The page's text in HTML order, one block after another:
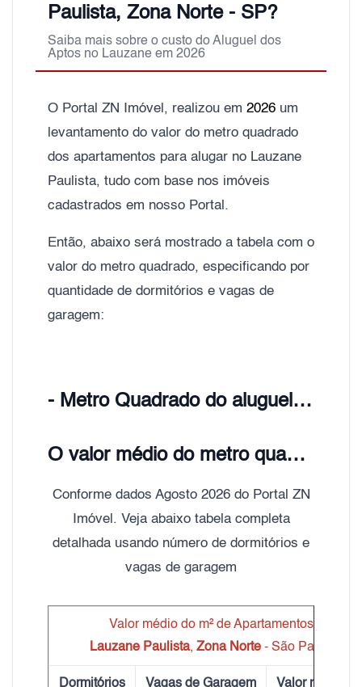
Paulista, Zona Norte - SP?
Saiba mais sobre o custo do Aluguel dos
Aptos no Lauzane em 2026
O Portal ZN Imóvel, realizou em 2026 um
levantamento do valor do metro quadrado
dos apartamentos para alugar no Lauzane
Paulista, tudo com base nos imóveis
cadastrados em nosso Portal.
Então, abaixo será mostrado a tabela com o
valor do metro quadrado, especificando por
quantidade de dormitórios e vagas de
garagem:
- Metro Quadrado do aluguel Lauzane Paulista, Zona Norte de São Paulo;
O valor médio do metro quadrado do aluguel de Apartamentos Lauzane Paulista é de R$ 25,00
Conforme dados Agosto 2026 do Portal ZN
Imóvel. Veja abaixo tabela completa
detalhada usando número de dormitórios e
vagas de garagem
Valor médio do m² de Apartamentos
Lauzane Paulista, Zona Norte - São Paulo
Dormitórios Vagas de Garagem Valor médio m²